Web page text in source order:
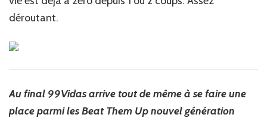
déroutant.
Au final 99Vidas arrive tout de même à se faire une
place parmi les Beat Them Up nouvel génération